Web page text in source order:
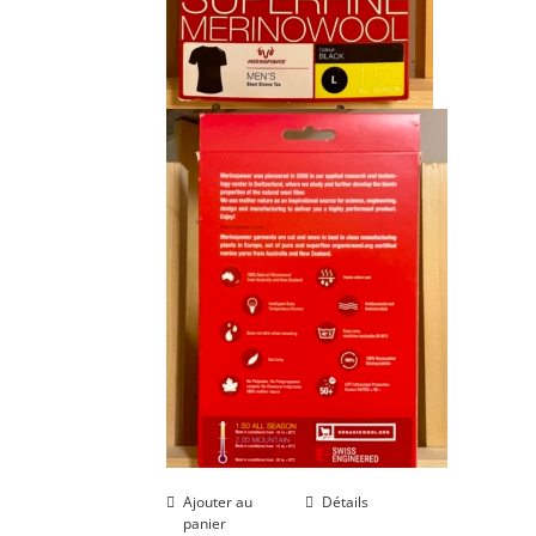
Ajouter au
panier
Détails